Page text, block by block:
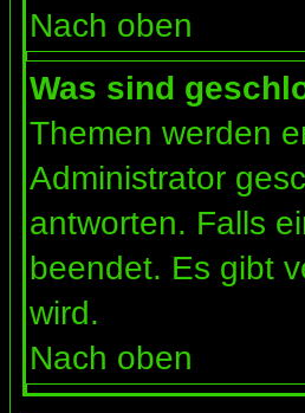
Nach oben
Was sind
Themen werden
Administrator
antworten. Falls
beendet. Es gibt
wird.
Nach oben